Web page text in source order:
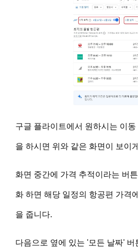
구글 플라이트에서 원하시는 이
을 하시면 위와 같은 화면이 보이
화면 중간에 가격 추적이라는 버
화 하면 해당 일정의 항공편 가격
을 줍니다.
다음으로 옆에 있는 '모든 날짜' 버